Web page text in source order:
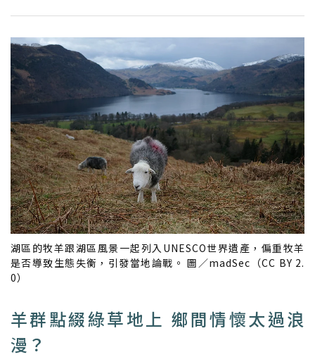
湖區的牧羊跟湖區風景一起列入UNESCO世界遺產，偏重牧羊
是否導致生態失衡，引發當地論戰。 圖／madSec（CC BY 2.
0）
羊群點綴綠草地上 鄉間情懷太過浪
漫？